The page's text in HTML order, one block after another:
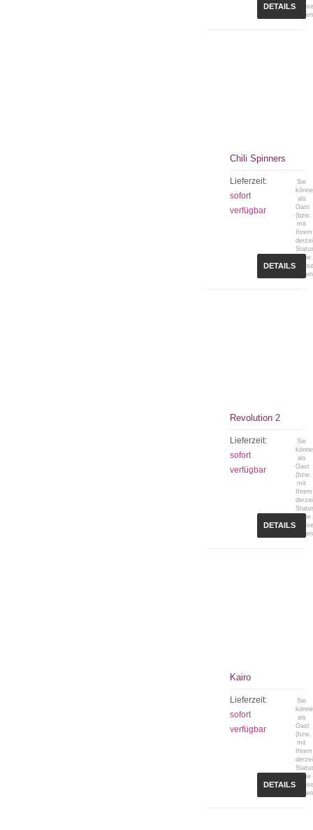
DETAILS
Chili Spinners
Lieferzeit:
sofort
verfügbar
Sie
als
Gast
(bzw.
mit
Ihrem
keine
DETAILS
Revolution 2
Lieferzeit:
sofort
verfügbar
Sie
als
Gast
(bzw.
mit
Ihrem
keine
DETAILS
Kairo
Lieferzeit:
sofort
verfügbar
Sie
als
Gast
(bzw.
mit
Ihrem
keine
DETAILS